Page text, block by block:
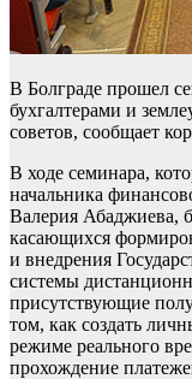
В Болграде прошел
бухгалтерами и
советов, сообщает
В ходе семинара,
начальника
Валерия Абаджиева,
касающихся
и внедрения
системы
присутствующие
том, как создать
режиме реального
прохождение